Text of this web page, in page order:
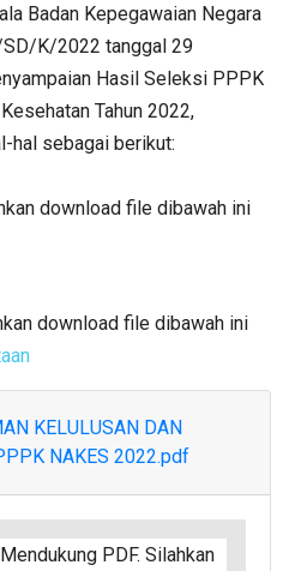
Badan Kepegawaian Negara
K/2022 tanggal 29
Hasil Seleksi PPPK
Tahun 2022,
hal sebagai berikut:
download file dibawah ini
download file dibawah ini
KELULUSAN DAN
NAKES 2022.pdf
PDF. Silahkan